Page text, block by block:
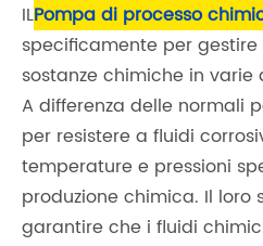
ILPompa di processo
specificamente per
sostanze chimiche in
A differenza delle normali
per resistere a fluidi
temperature e pressioni
produzione chimica. Il loro
garantire che i fluidi